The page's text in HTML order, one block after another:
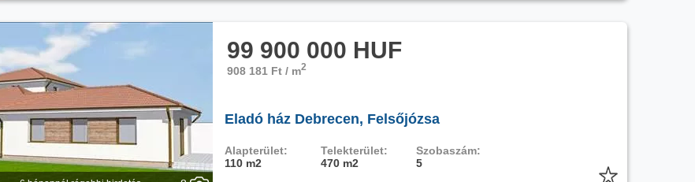
99 900 000 HUF
908 181 Ft / m2
Eladó ház Debrecen, Felsőjózsa
Alapterület:
110 m2
Telekterület:
470 m2
Szobaszám:
5